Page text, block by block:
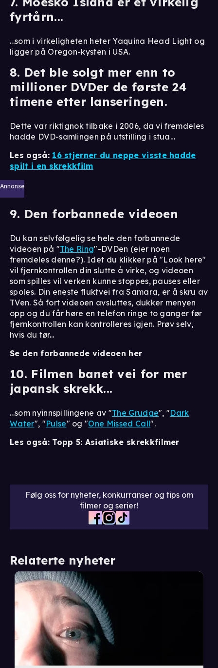
fyrtårn...
...som i virkeligheten heter Yaquina Head Light og
ligger på Oregon-kysten i USA.
8. Det ble solgt mer enn to
millioner DVDer de første 24
timene etter lanseringen.
Dette var riktignok tilbake i 2006, da vi fremdeles
hadde DVD-samlingen på utstilling i stua…
Les også: 16 stjerner du neppe visste hadde
spilt i en skrekkfilm
Annonse
9. Den forbannede videoen
Du kan selvfølgelig se hele den forbannede
videoen på "The Ring"-DVDen (eier noen
fremdeles denne?). Idet du klikker på "Look here"
vil fjernkontrollen din slutte å virke, og videoen
som spilles vil verken kunne stoppes, pauses eller
spoles. Din eneste fluktvei fra Samara, er å skru av
TVen. Så fort videoen avsluttes, dukker menyen
opp og du får høre en telefon ringe to ganger før
fjernkontrollen kan kontrolleres igjen. Prøv selv,
hvis du tør...
Se den forbannede videoen her
10. Filmen banet vei for mer
japansk skrekk...
...som nyinnspillingene av "The Grudge", "Dark
Water", "Pulse" og "One Missed Call".
Les også: Topp 5: Asiatiske skrekkfilmer
Følg oss for nyheter, konkurranser og tips om
filmer og serier!
Relaterte nyheter